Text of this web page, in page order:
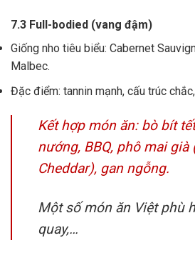
7.3 Full-bodied (vang đậm)
Giống nho tiêu biểu: Cabernet
Malbec.
Đặc điểm: tannin mạnh, cấu trúc
Kết hợp món ăn: bò bít
nướng, BBQ, phô mai già
Cheddar), gan ngỗng.
Một số món ăn Việt phù
quay,…